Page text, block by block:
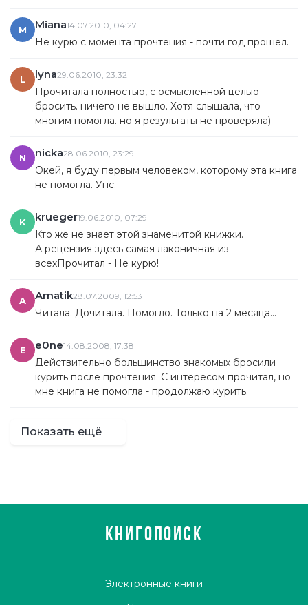
M Miana14.07.2010, 04:27
Не курю с момента прочтения - почти год прошел.
L lyna29.06.2010, 23:32
Прочитала полностью, с осмысленной целью
бросить. ничего не вышло. Хотя слышала, что
многим помогла. но я результаты не проверяла)
N nicka28.06.2010, 23:29
Окей, я буду первым человеком, которому эта книга
не помогла. Упс.
K krueger19.06.2010, 07:29
Кто же не знает этой знаменитой книжки.
А рецензия здесь самая лаконичная из
всехПрочитал - Не курю!
A Amatik28.07.2009, 12:53
Читала. Дочитала. Помогло. Только на 2 месяца...
E e0ne14.08.2008, 17:38
Действительно большинство знакомых бросили
курить после прочтения. С интересом прочитал, но
мне книга не помогла - продолжаю курить.
Показать ещё
КНИГОПОИСК
Электронные книги